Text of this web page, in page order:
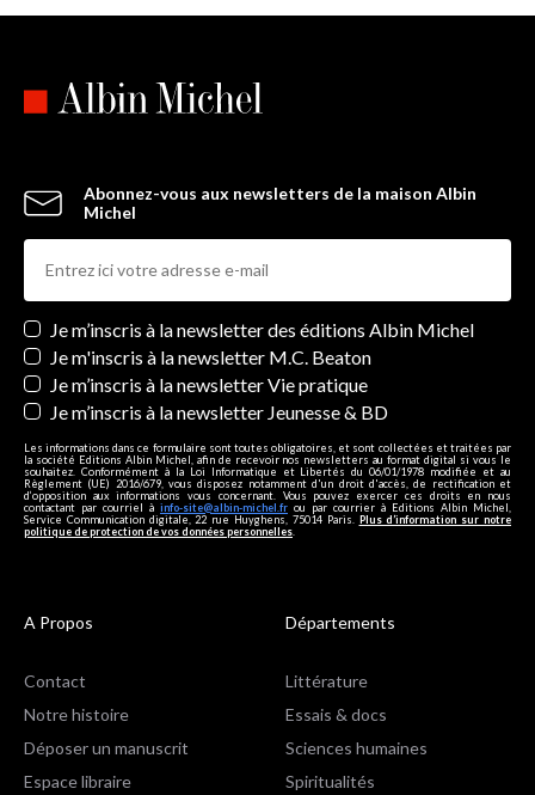
Abonnez-vous aux newsletters de la maison Albin
Michel
Newsletters
Je m’inscris à la newsletter des éditions Albin Michel
Je m'inscris à la newsletter M.C. Beaton
Je m’inscris à la newsletter Vie pratique
Je m’inscris à la newsletter Jeunesse & BD
Les informations dans ce formulaire sont toutes obligatoires, et sont collectées et traitées par
la société Editions Albin Michel, afin de recevoir nos newsletters au format digital si vous le
souhaitez. Conformément à la Loi Informatique et Libertés du 06/01/1978 modifiée et au
Règlement (UE) 2016/679, vous disposez notamment d'un droit d'accès, de rectification et
d’opposition aux informations vous concernant. Vous pouvez exercer ces droits en nous
contactant par courriel à info-site@albin-michel.fr ou par courrier à Editions Albin Michel,
Service Communication digitale, 22 rue Huyghens, 75014 Paris. Plus d’information sur notre
politique de protection de vos données personnelles
A Propos
Contact
Notre histoire
Déposer un manuscrit
Espace libraire
Départements
Littérature
Essais & docs
Sciences humaines
Spiritualités